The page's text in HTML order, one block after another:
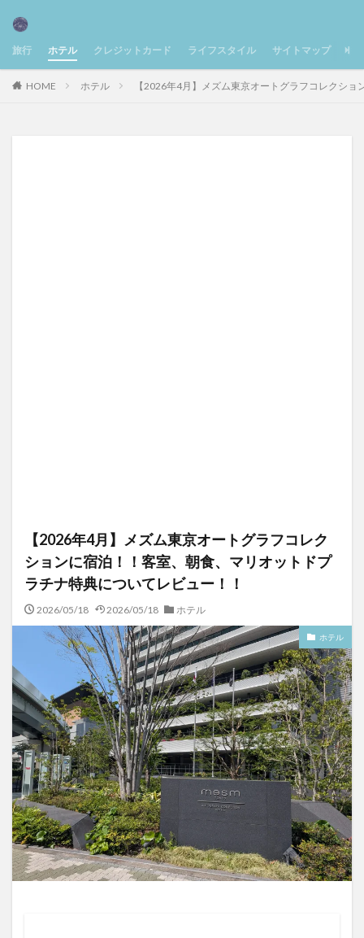
旅行 ホテル クレジットカード ライフスタイル サイトマップ お
HOME ホテル 【2026年4月】メズム東京オートグラフコレクシ
【2026年4月】メズム東京オートグラフコレク
ションに宿泊！！客室、朝食、マリオットドプ
ラチナ特典についてレビュー！！
2026/05/18 2026/05/18 ホテル
ホテル